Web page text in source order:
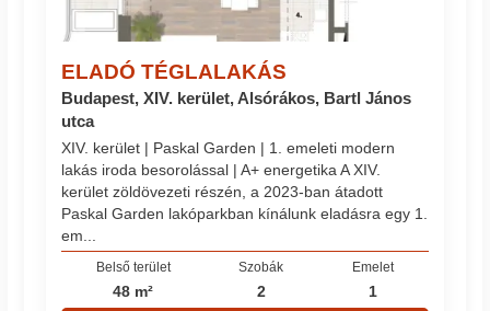
ELADÓ TÉGLALAKÁS
Budapest, XIV. kerület, Alsórákos, Bartl János
utca
XIV. kerület | Paskal Garden | 1. emeleti modern
lakás iroda besorolással | A+ energetika A XIV.
kerület zöldövezeti részén, a 2023-ban átadott
Paskal Garden lakóparkban kínálunk eladásra egy 1.
em...
Belső terület
48 m²
Szobák
2
Emelet
1